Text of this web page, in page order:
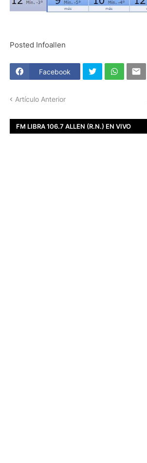
Posted Infoallen
Facebook
Artículo Anterior
FM LIBRA 106.7 ALLEN (R.N.) EN VIVO